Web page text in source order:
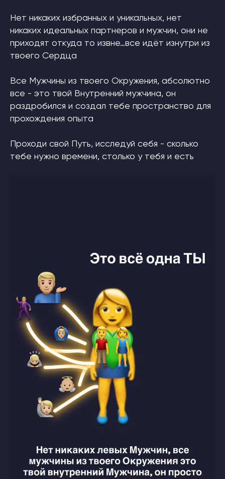
Нет никаких избранных и уникальных, нет
никаких идеальных партнеров и мужчин, они не
приходят откуда то извне…все идёт изнутри из
твоего Сердца
Все Мужчины из твоего Окружения, абсолютно
все - это твой Внутренний мужчина, он
раздробился и создал тебе пространство для
прохождения опыта
Проходи свой Путь, исследуй себя - сколько
тебе нужно времени, столько у тебя и есть